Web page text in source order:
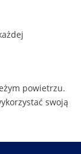
powietrzu.
swoją